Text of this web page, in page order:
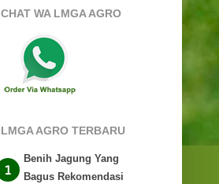
CHAT WA LMGA AGRO
LMGA AGRO TERBARU
Benih Jagung Yang
Bagus Rekomendasi